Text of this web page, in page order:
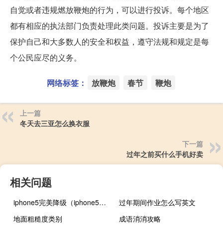
自觉或者违规燃放鞭炮的行为，可以进行投诉。每个地区
都有相应的执法部门负责处理此类问题。投诉主要是为了
保护自己和大多数人的安全和权益，遵守法规和规定是每
个公民应尽的义务。
网络标签： 放鞭炮 春节 鞭炮
上一篇
冬天去三亚怎么换衣服
下一篇
过年之前买什么手机好卖
相关问题
iphone5完美降级（iphone5完美越狱）
过年期间作业怎么写英文
地面粗糙度类别
成语消消攻略